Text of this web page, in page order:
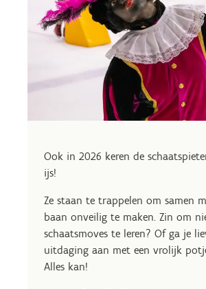
Ook in 2026 keren de
ijs!
Ze staan te trappelen om samen
baan onveilig te maken. Zin om
schaatsmoves te leren? Of ga je
uitdaging aan met een vrolijk
Alles kan!